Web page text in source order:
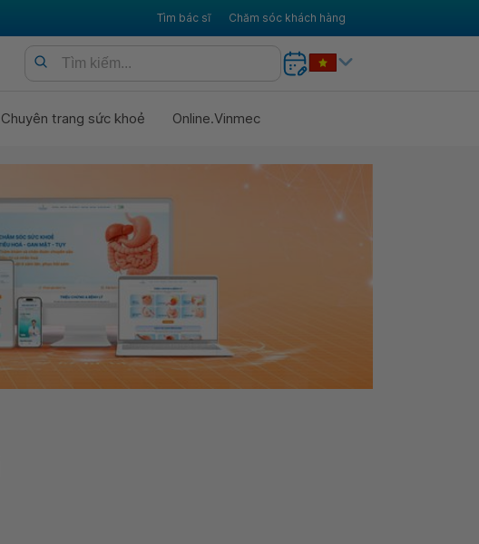
Tìm bác sĩ Chăm sóc khách hàng
Chuyên trang sức khoẻ Online.Vinmec